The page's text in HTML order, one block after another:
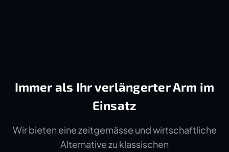
Immer als Ihr verlängerter Arm im
Einsatz
Wir bieten eine zeitgemässe und wirtschaftliche
Alternative zu klassischen